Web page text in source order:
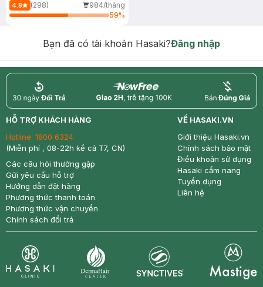
4.8 (298)
984/tháng
59%
Bạn đã có tài khoản Hasaki?Đăng nhập
return nowfree price
HỖ TRỢ KHÁCH HÀNG
Hotline: 1800 6324
(Miễn phí , 08-22h kể cả T7, CN)
Các câu hỏi thường gặp
Gửi yêu cầu hỗ trợ
Hướng dẫn đặt hàng
Phương thức thanh toán
Phương thức vận chuyển
Chính sách đổi trả
VỀ HASAKI.VN
Giới thiệu Hasaki.vn
Chính sách bảo mật
Điều khoản sử dụng
Hasaki cẩm nang
Tuyển dụng
Liên hệ